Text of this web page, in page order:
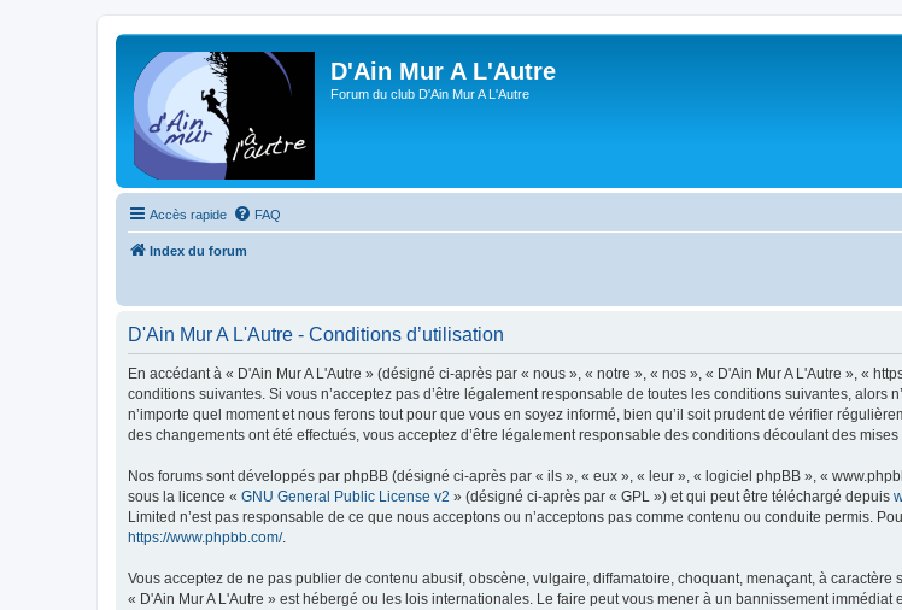
D'Ain Mur A L'Autre
Forum du club D'Ain Mur A L'Autre
Accès rapide FAQ
Index du forum
D'Ain Mur A L'Autre - Conditions d’utilisation
En accédant à « D'Ain Mur A L'Autre » (désigné ci-après par « nous », « notre », « nos », « D'Ain Mur A L'Autre », «
conditions suivantes. Si vous n’acceptez pas d’être légalement responsable de toutes les conditions suivantes, alors
n’importe quel moment et nous ferons tout pour que vous en soyez informé, bien qu’il soit prudent de vérifier
des changements ont été effectués, vous acceptez d’être légalement responsable des conditions découlant des
Nos forums sont développés par phpBB (désigné ci-après par « ils », « eux », « leur », « logiciel phpBB », «
sous la licence « GNU General Public License v2 » (désigné ci-après par « GPL ») et qui peut être téléchargé depuis
Limited n’est pas responsable de ce que nous acceptons ou n’acceptons pas comme contenu ou conduite permis.
https://www.phpbb.com/.
Vous acceptez de ne pas publier de contenu abusif, obscène, vulgaire, diffamatoire, choquant, menaçant, à
« D'Ain Mur A L'Autre » est hébergé ou les lois internationales. Le faire peut vous mener à un bannissement